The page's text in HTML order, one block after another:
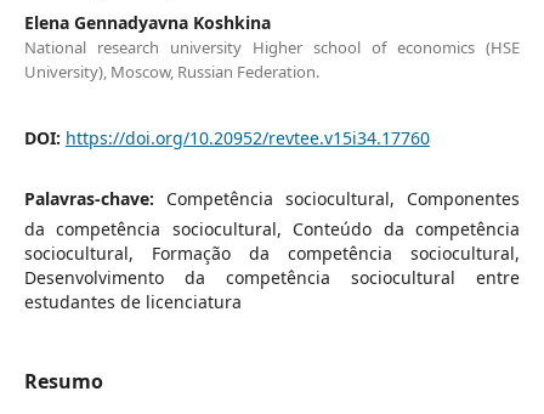
Elena Gennadyavna Koshkina
National research university Higher school of economics (HSE
University), Moscow, Russian Federation.
DOI: https://doi.org/10.20952/revtee.v15i34.17760
Palavras-chave: Competência sociocultural, Componentes
da competência sociocultural, Conteúdo da competência
sociocultural, Formação da competência sociocultural,
Desenvolvimento da competência sociocultural entre
estudantes de licenciatura
Resumo